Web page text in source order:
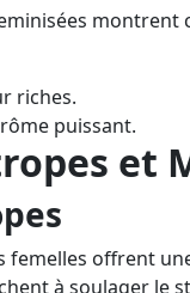
riches.
puissant.
et
femelles offrent
à soulager le